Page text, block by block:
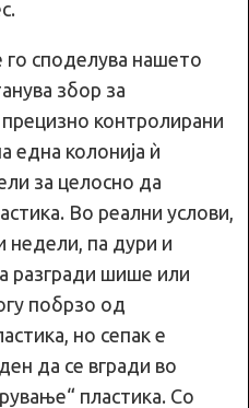
го споделува нашето
збор за
контролирани
една колонија ѝ
за целосно да
Во реални услови,
па дури и
разгради шише или
побрзо од
но сепак е
да се вгради во
пластика. Со